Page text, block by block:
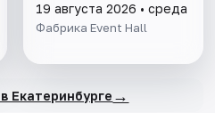
19 августа 2026 • среда
Фабрика Event Hall
Екатеринбурге →